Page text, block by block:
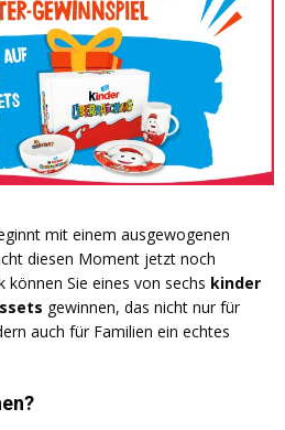
mit einem ausgewogenen
diesen Moment jetzt noch
Sie eines von sechs kinder
gewinnen, das nicht nur für
auch für Familien ein echtes